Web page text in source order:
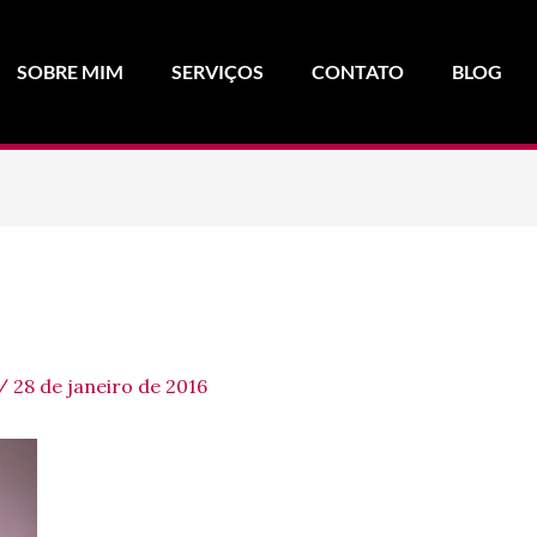
SOBRE MIM SERVIÇOS CONTATO BLOG
/ 28 de janeiro de 2016